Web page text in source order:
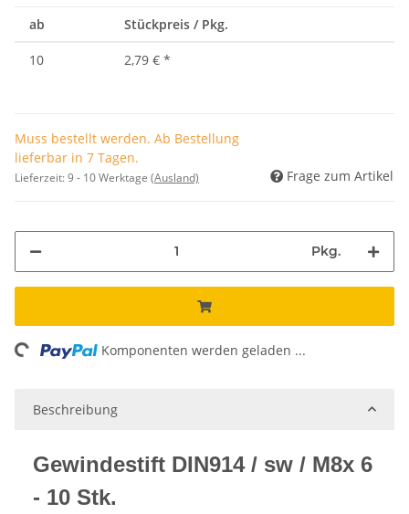
ab Stückpreis / Pkg.
10 2,79 € *
Muss bestellt werden. Ab Bestellung
lieferbar in 7 Tagen.
Lieferzeit:9 - 10 Werktage (Ausland) Frage zum Artikel
Pkg.
Komponenten werden geladen ...
Beschreibung
Gewindestift DIN914 / sw / M8x 6
- 10 Stk.